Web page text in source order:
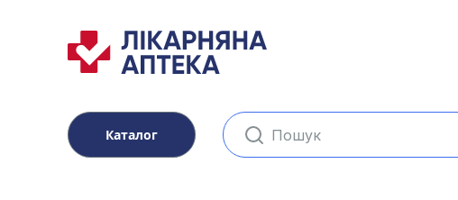
Каталог